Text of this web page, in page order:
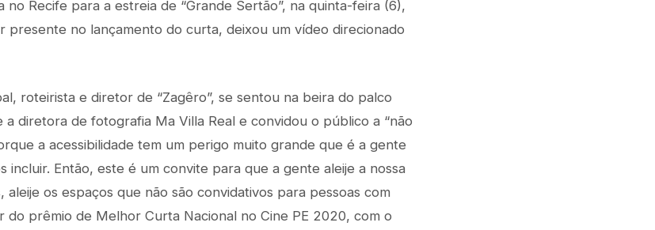
Recife para a estreia de “Grande Sertão”, na quinta-feira (6),
presente no lançamento do curta, deixou um vídeo direcionado
roteirista e diretor de “Zagêro”, se sentou na beira do palco
diretora de fotografia Ma Villa Real e convidou o público a “não
a acessibilidade tem um perigo muito grande que é a gente
incluir. Então, este é um convite para que a gente aleije a nossa
aleije os espaços que não são convidativos para pessoas com
do prêmio de Melhor Curta Nacional no Cine PE 2020, com o